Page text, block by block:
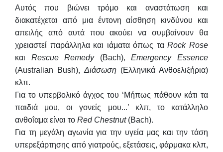
Αυτός που βιώνει τρόμο και αναστάτωση και
διακατέχεται από μια έντονη αίσθηση κινδύνου και
απειλής από αυτά που ακούει να συμβαίνουν θα
χρειαστεί παράλληλα και ιάματα όπως ταRock Rose
και Rescue Remedy(Bach),EmergencyEssence
(Australian Bush), Διάσωση (Ελληνικά Ανθοελιξήρια)
κλπ.
Για το υπερβολικό άγχος του ‘Μήπως πάθουν κάτι τα
παιδιά μου, οι γονείς μου...’ κλπ, το κατάλληλο
ανθοΐαμα είναι το Red Chestnut(Bach).
Για τη μεγάλη αγωνία για την υγεία μας και την τάση
υπερεξάρτησης από γιατρούς, εξετάσεις, φάρμακα κλπ,